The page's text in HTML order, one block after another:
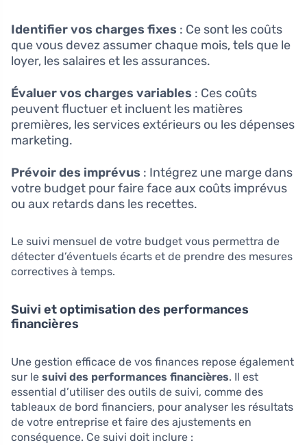
Identifier vos charges fixes : Ce sont les coûts
que vous devez assumer chaque mois, tels que le
loyer, les salaires et les assurances.
Évaluer vos charges variables : Ces coûts
peuvent fluctuer et incluent les matières
premières, les services extérieurs ou les dépenses
marketing.
Prévoir des imprévus : Intégrez une marge dans
votre budget pour faire face aux coûts imprévus
ou aux retards dans les recettes.
Le suivi mensuel de votre budget vous permettra de
détecter d’éventuels écarts et de prendre des mesures
correctives à temps.
Suivi et optimisation des performances
financières
Une gestion efficace de vos finances repose également
sur le suivi des performances financières. Il est
essential d’utiliser des outils de suivi, comme des
tableaux de bord financiers, pour analyser les résultats
de votre entreprise et faire des ajustements en
conséquence. Ce suivi doit inclure :